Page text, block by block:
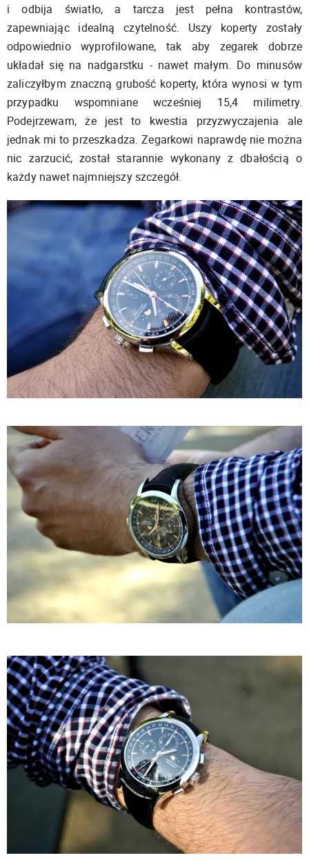
i odbija światło, a tarcza jest pełna kontrastów,
zapewniając idealną czytelność. Uszy koperty zostały
odpowiednio wyprofilowane, tak aby zegarek dobrze
układał się na nadgarstku - nawet małym. Do minusów
zaliczyłbym znaczną grubość koperty, która wynosi w tym
przypadku wspomniane wcześniej 15,4 milimetry.
Podejrzewam, że jest to kwestia przyzwyczajenia ale
jednak mi to przeszkadza. Zegarkowi naprawdę nie można
nic zarzucić, został starannie wykonany z dbałością o
każdy nawet najmniejszy szczegół.